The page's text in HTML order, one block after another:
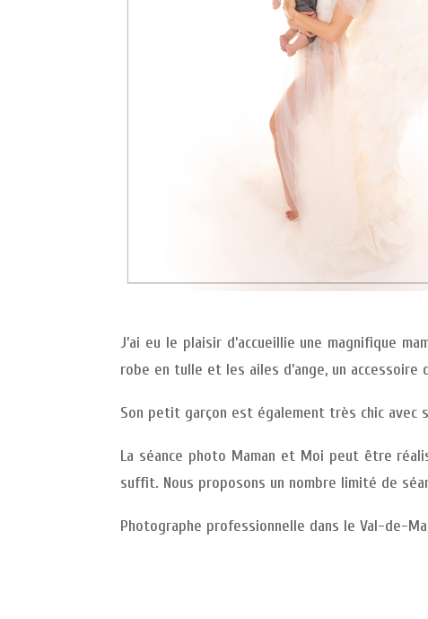
J’ai eu le plaisir d’accueillie une magnifique
robe en tulle et les ailes d’ange, un
Son petit garçon est également très chic
La séance photo Maman et Moi peut être
suffit. Nous proposons un nombre limité de
Photographe professionnelle dans le Val-de-